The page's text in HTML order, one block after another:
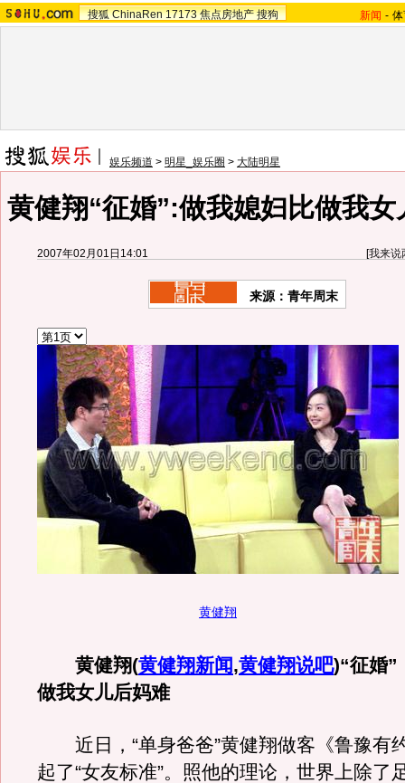
搜狐 ChinaRen 17173 焦点房地产 搜狗 新闻 -
娱乐频道 > 明星_娱乐圈 > 大陆明星
黄健翔“征婚”:做我媳妇比做我女
2007年02月01日14:01 [我来说
来源：青年周末
黄健翔
黄健翔(黄健翔新闻,黄健翔说吧)“征婚”
做我女儿后妈难
近日，“单身爸爸”黄健翔做客《鲁豫有
起了“女友标准”。照他的理论，世界上除了